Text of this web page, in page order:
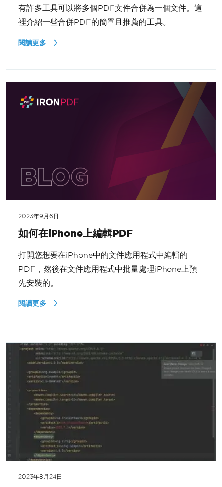
有許多工具可以將多個PDF文件合併為一個文件。這
裡介紹一些合併PDF的簡單且推薦的工具。
閱讀更多
2023年9月6日
如何在iPhone上編輯PDF
打開您想要在iPhone中的文件應用程式中編輯的
PDF，然後在文件應用程式中批量處理iPhone上預
先安裝的。
閱讀更多
2023年8月24日